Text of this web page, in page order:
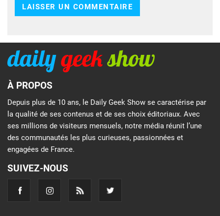
À PROPOS
Depuis plus de 10 ans, le Daily Geek Show se caractérise par
la qualité de ses contenus et de ses choix éditoriaux. Avec
ses millions de visiteurs mensuels, notre média réunit l’une
des communautés les plus curieuses, passionnées et
engagées de France.
SUIVEZ-NOUS